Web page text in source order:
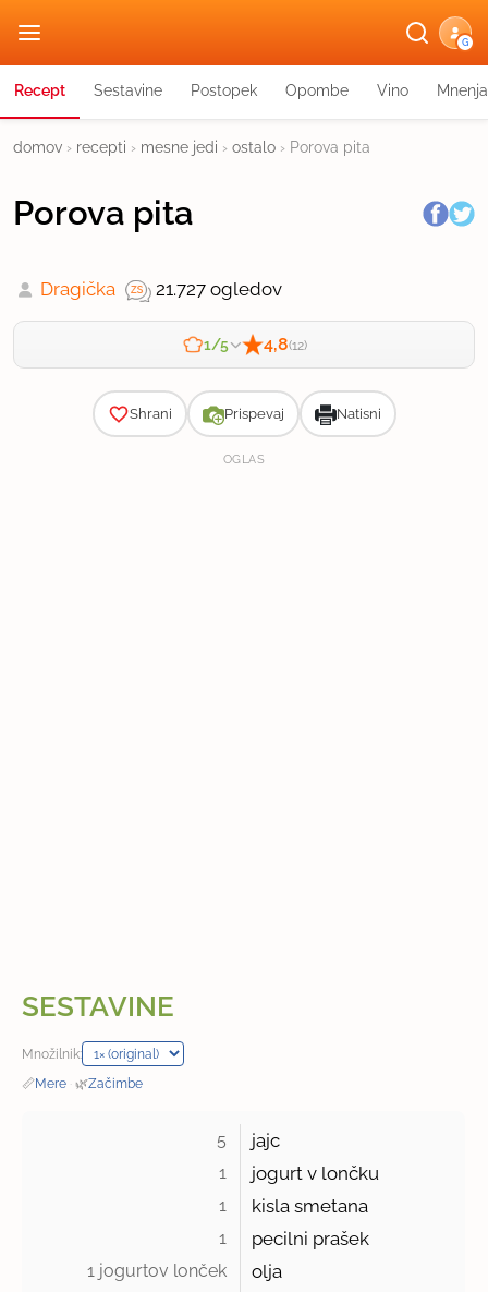
G
Recept Sestavine Postopek Opombe Vino Mnenja
domov › recepti › mesne jedi › ostalo › Porova pita
Porova pita
Dragička 21.727 ogledov
1/5 4,8(12)
Shrani Prispevaj Natisni
OGLAS
SESTAVINE
Množilnik:
📏Mere · 🌿Začimbe
5 jajc
1 jogurt v lončku
1 kisla smetana
1 pecilni prašek
1 jogurtov lonček
olja